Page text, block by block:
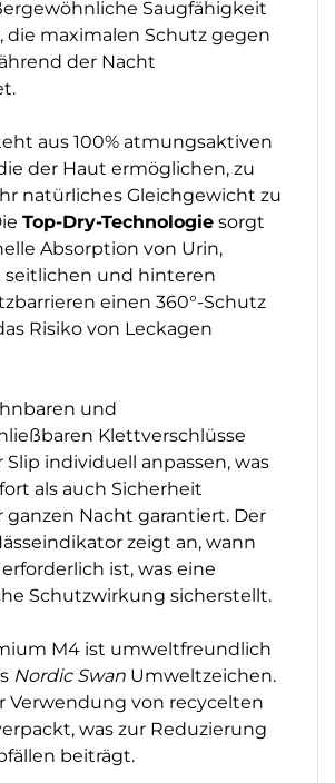
Saugfähigkeit
die maximalen Schutz gegen
der Nacht
aus 100% atmungsaktiven
der Haut ermöglichen, zu
natürliches Gleichgewicht zu
Top-Dry-Technologie sorgt
Absorption von Urin,
seitlichen und hinteren
einen 360°-Schutz
Risiko von Leckagen
und
Klettverschlüsse
Slip individuell anpassen, was
als auch Sicherheit
ganzen Nacht garantiert. Der
zeigt an, wann
ist, was eine
Schutzwirkung sicherstellt.
M4 ist umweltfreundlich
Nordic Swan Umweltzeichen.
Verwendung von recycelten
was zur Reduzierung
beiträgt.